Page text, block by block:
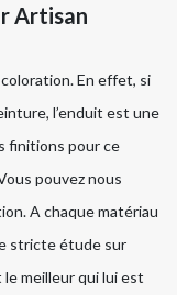
Artisan
En effet, si
l’enduit est une
finitions pour ce
pouvez nous
A chaque matériau
stricte étude sur
meilleur qui lui est